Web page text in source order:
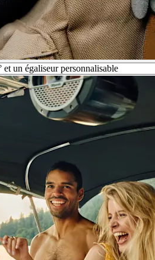
et un égaliseur personnalisable